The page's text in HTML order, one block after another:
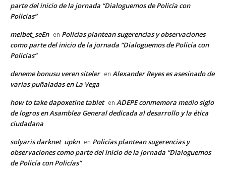
parte del inicio de la jornada “Dialoguemos de Policía con
Policías”
melbet_seEn en Policías plantean sugerencias y observaciones
como parte del inicio de la jornada “Dialoguemos de Policía con
Policías”
deneme bonusu veren siteler en Alexander Reyes es asesinado de
varias puñaladas en La Vega
how to take dapoxetine tablet en ADEPE conmemora medio siglo
de logros en Asamblea General dedicada al desarrollo y la ética
ciudadana
solyaris darknet_upkn en Policías plantean sugerencias y
observaciones como parte del inicio de la jornada “Dialoguemos
de Policía con Policías”